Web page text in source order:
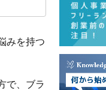
みを持つ
で、ブラ